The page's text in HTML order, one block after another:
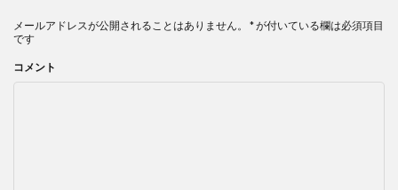
メールアドレスが公開されることはありません。 *が付いている欄は必須項目
です
コメント